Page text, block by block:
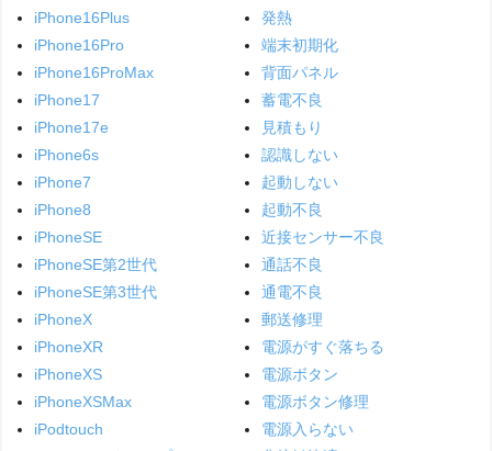
iPhone16Plus
iPhone16Pro
iPhone16ProMax
iPhone17
iPhone17e
iPhone6s
iPhone7
iPhone8
iPhoneSE
iPhoneSE第2世代
iPhoneSE第3世代
iPhoneX
iPhoneXR
iPhoneXS
iPhoneXSMax
iPodtouch
発熱
端末初期化
背面パネル
蓄電不良
見積もり
認識しない
起動しない
起動不良
近接センサー不良
通話不良
通電不良
郵送修理
電源がすぐ落ちる
電源ボタン
電源ボタン修理
電源入らない